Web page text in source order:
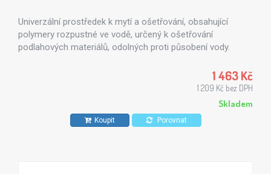
Univerzální prostředek k mytí a ošetřování, obsahující
polymery rozpustné ve vodě, určený k ošetřování
podlahových materiálů, odolných proti působení vody.
mramor, betonové výrobky s povrchem natřeným základní
1 463 Kč
1 209 Kč bez DPH
Skladem
Koupit Porovnat